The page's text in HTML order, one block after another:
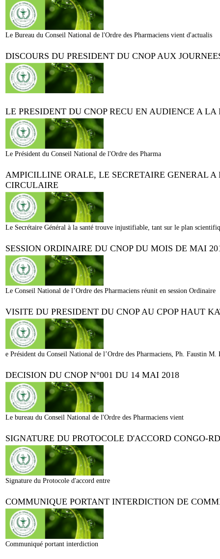
Le Bureau du Conseil National de l'Ordre des Pharmaciens vient d'actualis
DISCOURS DU PRESIDENT DU CNOP AUX
LE PRESIDENT DU CNOP RECU EN AUDIENCE A LA
Le Président du Conseil National de l'Ordre des Pharma
AMPICILLINE ORALE, LE SECRETAIRE GENERAL
CIRCULAIRE
Le Secrétaire Général à la santé trouve injustifiable, tant sur le plan
SESSION ORDINAIRE DU CNOP DU MOIS DE MAI
Le Conseil National de l’Ordre des Pharmaciens réunit en session Ordinaire
VISITE DU PRESIDENT DU CNOP AU CPOP HAUT
e Président du Conseil National de l’Ordre des Pharmaciens, Ph. Faustin
DECISION DU CNOP N°001 DU 14 MAI 2018
Le bureau du Conseil National de l'Ordre des Pharmaciens vient
SIGNATURE DU PROTOCOLE D'ACCORD CONGO-
Signature du Protocole d'accord entre
COMMUNIQUE PORTANT INTERDICTION DE
Communiqué portant interdiction